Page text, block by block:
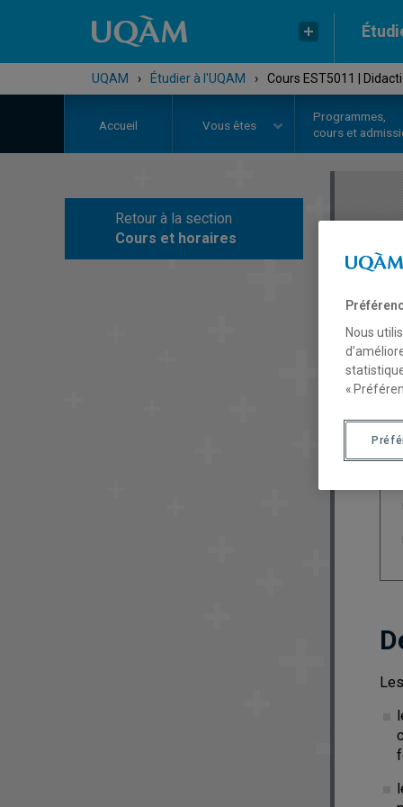
UQAM › Étudier à l'UQAM › Cours EST5011 |
Accueil Vous êtes
Programmes,
cours et
Retour à la section
Cours et horaires
Nous
«